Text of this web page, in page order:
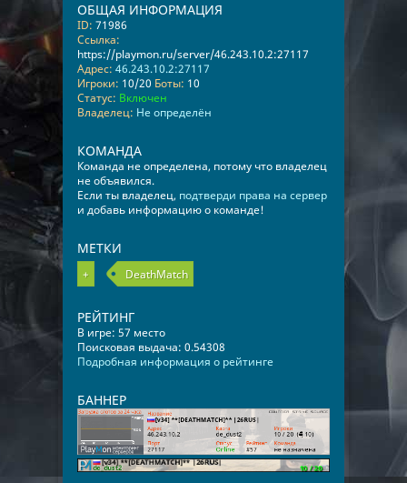
ОБЩАЯ ИНФОРМАЦИЯ
ID: 71986
Ссылка:
https://playmon.ru/server/46.243.10.2:27117
Адрес: 46.243.10.2:27117
Игроки: 10/20 Боты: 10
Статус: Включен
Владелец: Не определён
КОМАНДА
Команда не определена, потому что владелец
не объявился.
Если ты владелец, подтверди права на сервер
и добавь информацию о команде!
МЕТКИ
+ DeathMatch
РЕЙТИНГ
В игре: 57 место
Поисковая выдача: 0.54308
Подробная информация о рейтинге
БАННЕР